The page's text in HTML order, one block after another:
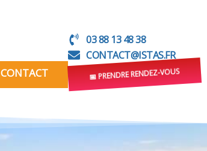
CONTACT
03 88 13 48 38
CONTACT@ISTAS.FR
📅 PRENDRE RENDEZ-VOUS